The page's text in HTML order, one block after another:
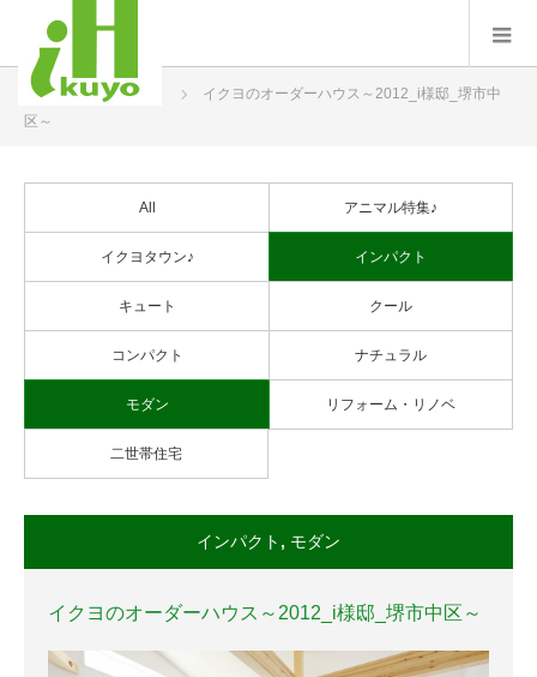
ホームプロジェクト
イクヨのオーダーハウス～2012_i様邸_堺市中
区～
All アニマル特集♪
イクヨタウン♪ インパクト
キュート クール
コンパクト ナチュラル
モダン リフォーム・リノベ
二世帯住宅
インパクト , モダン
イクヨのオーダーハウス～2012_i様邸_堺市中区～